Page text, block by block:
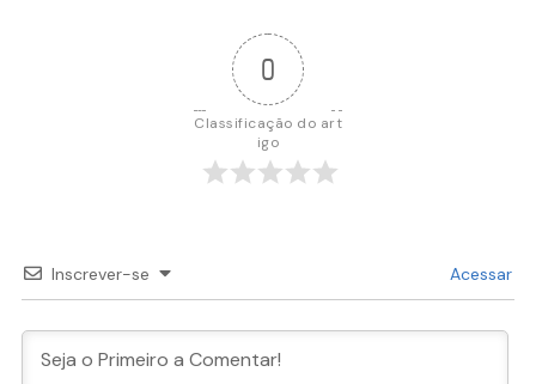
0
Classificação do art
igo
Inscrever-se Acessar